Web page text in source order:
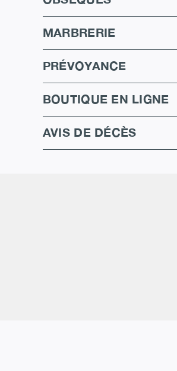
MARBRERIE
PRÉVOYANCE
BOUTIQUE EN LIGNE
AVIS DE DÉCÈS